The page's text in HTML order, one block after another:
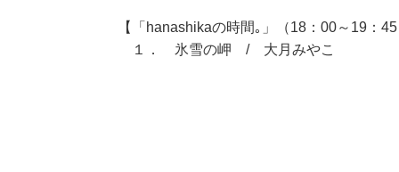
【「hanashikaの時間｡」（18：00～19：
１． 氷雪の岬 / 大月みやこ